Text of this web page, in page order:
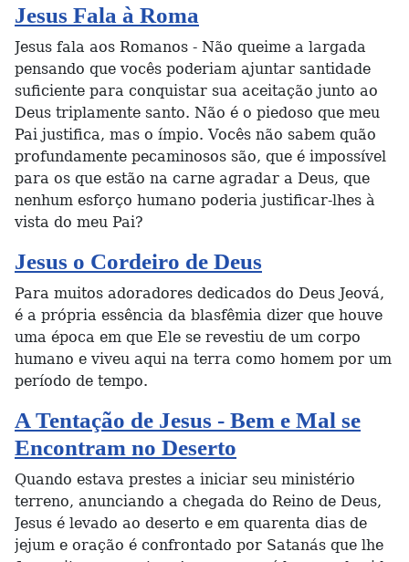
Jesus Fala à Roma
Jesus fala aos Romanos - Não queime a largada
pensando que vocês poderiam ajuntar santidade
suficiente para conquistar sua aceitação junto ao
Deus triplamente santo. Não é o piedoso que meu
Pai justifica, mas o ímpio. Vocês não sabem quão
profundamente pecaminosos são, que é impossível
para os que estão na carne agradar a Deus, que
nenhum esforço humano poderia justificar-lhes à
vista do meu Pai?
Jesus o Cordeiro de Deus
Para muitos adoradores dedicados do Deus Jeová,
é a própria essência da blasfêmia dizer que houve
uma época em que Ele se revestiu de um corpo
humano e viveu aqui na terra como homem por um
período de tempo.
A Tentação de Jesus - Bem e Mal se
Encontram no Deserto
Quando estava prestes a iniciar seu ministério
terreno, anunciando a chegada do Reino de Deus,
Jesus é levado ao deserto e em quarenta dias de
jejum e oração é confrontado por Satanás que lhe